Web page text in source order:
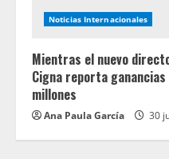
Noticias Internacionales
Mientras el nuevo
Cigna reporta
millones
Ana Paula García 30